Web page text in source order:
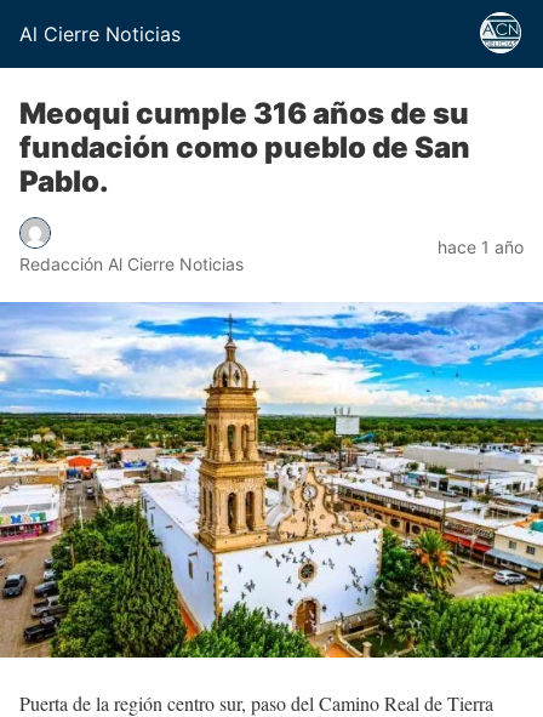
Al Cierre Noticias
Meoqui cumple 316 años de su
fundación como pueblo de San
Pablo.
Redacción Al Cierre Noticias
hace 1 año
Puerta de la región centro sur, paso del Camino Real de Tierra